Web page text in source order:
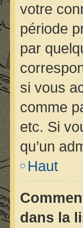
votre
période
par
si vous
comme
etc. Si
qu’un
Haut
dans la